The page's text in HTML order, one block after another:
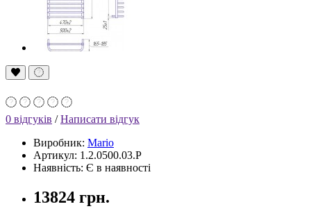
0 відгуків /Написати відгук
Виробник: Mario
Артикул: 1.2.0500.03.P
Наявність: Є в наявності
13824 грн.